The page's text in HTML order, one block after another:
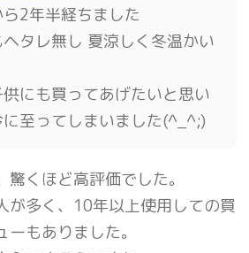
2年半経ちました
タレ無し 夏涼しく冬温かい
にも買ってあげたいと思い
に至ってしまいました(^_^;)
くほど高評価でした。
が多く、10年以上使用しての買
もありました。